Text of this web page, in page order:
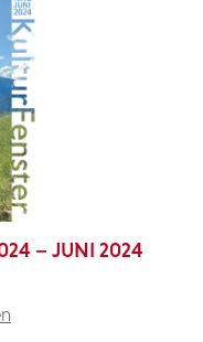
– JUNI 2024